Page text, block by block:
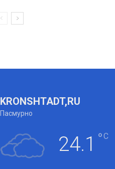
KRONSHTADT,RU
Пасмурно
24.1 °C